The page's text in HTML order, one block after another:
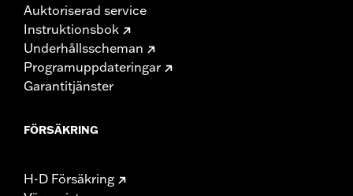
Auktoriserad service
Instruktionsbok
Underhållsscheman
Programuppdateringar
Garantitjänster
FÖRSÄKRING
H-D Försäkring